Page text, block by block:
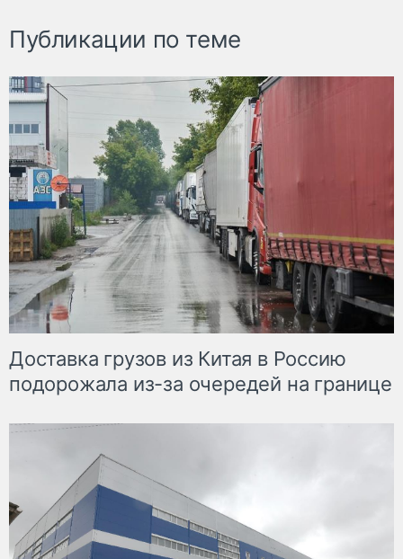
Публикации по теме
Доставка грузов из Китая в Россию
подорожала из-за очередей на границе